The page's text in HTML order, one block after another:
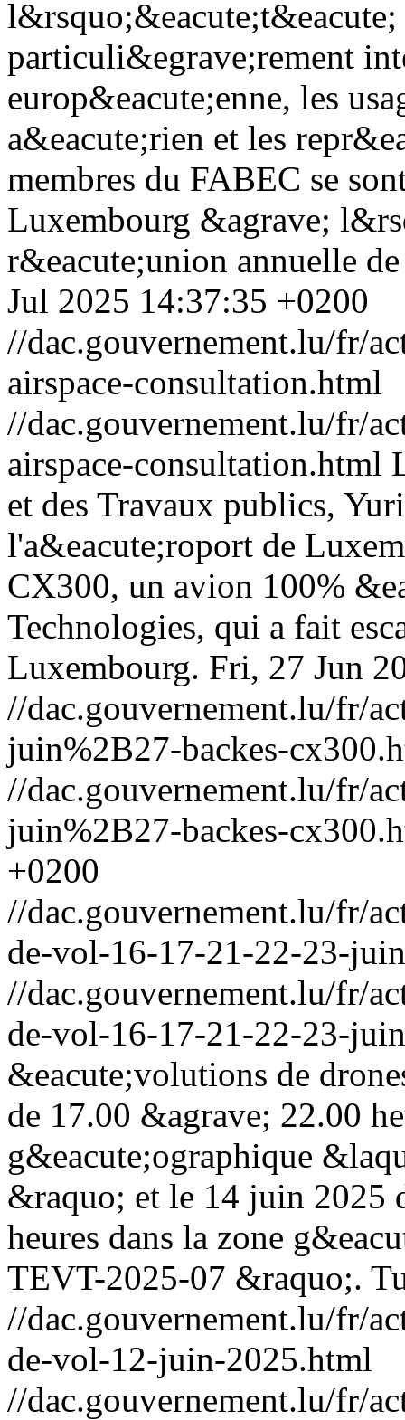
particuli&egrave;rement
europ&eacute;enne, les
a&eacute;rien et les
membres du FABEC se
Luxembourg &agrave;
r&eacute;union annuelle
Jul 2025 14:37:35 +0200
//dac.gouvernement.lu/fr/
airspace-consultation.html
//dac.gouvernement.lu/fr/
airspace-consultation.html
et des Travaux publics,
l'a&eacute;roport de
CX300, un avion 100%
Technologies, qui a fait
Luxembourg. Fri, 27 Jun
//dac.gouvernement.lu/fr/
juin%2B27-backes-
//dac.gouvernement.lu/fr/
juin%2B27-backes-
+0200
//dac.gouvernement.lu/fr/
de-vol-16-17-21-22-23-
//dac.gouvernement.lu/fr/
de-vol-16-17-21-22-23-
&eacute;volutions de
de 17.00 &agrave; 22.00
g&eacute;ographique
&raquo; et le 14 juin 2025
heures dans la zone
TEVT-2025-07 &raquo;.
//dac.gouvernement.lu/fr/
de-vol-12-juin-2025.html
//dac.gouvernement.lu/fr/